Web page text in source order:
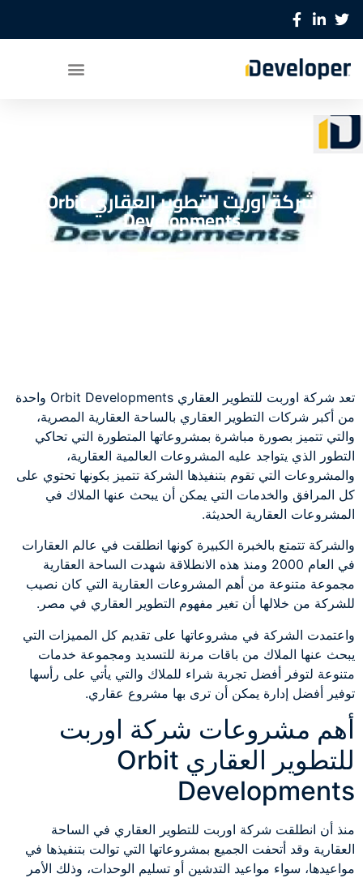
شركة اوربت للتطوير العقاري Orbit
Developments
تعد شركة اوربت للتطوير العقاري Orbit Developments واحدة
من أكبر شركات التطوير العقاري بالساحة العقارية المصرية،
والتي تتميز بصورة مباشرة بمشروعاتها المتطورة التي تحاكي
التطور الذي يتواجد عليه المشروعات العالمية العقارية،
والمشروعات التي تقوم بتنفيذها الشركة تتميز بكونها تحتوي على
كل المرافق والخدمات التي يمكن أن يبحث عنها الملاك في
المشروعات العقارية الحديثة.
والشركة تتمتع بالخبرة الكبيرة كونها انطلقت في عالم العقارات
في العام 2000 ومنذ هذه الانطلاقة شهدت الساحة العقارية
مجموعة متنوعة من أهم المشروعات العقارية التي كان نصيب
للشركة من خلالها أن تغير مفهوم التطوير العقاري في مصر.
واعتمدت الشركة في مشروعاتها على تقديم كل المميزات التي
يبحث عنها الملاك من باقات مرنة للتسديد ومجموعة خدمات
متنوعة لتوفر أفضل تجربة شراء للملاك والتي يأتي على رأسها
توفير أفضل إدارة يمكن أن ترى بها مشروع عقاري.
أهم مشروعات شركة اوربت
للتطوير العقاري Orbit
Developments
منذ أن انطلقت شركة اوربت للتطوير العقاري في الساحة
العقارية وقد أتحفت الجميع بمشروعاتها التي توالت بتنفيذها في
مواعيدها، سواء مواعيد التدشين أو تسليم الوحدات، وذلك الأمر